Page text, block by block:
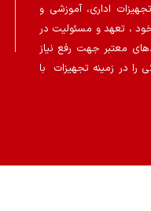
اداری، آموزشی و
، تعهد و مسئولیت در
معتبر جهت رفع نیاز
را در زمینه تجهیزات با